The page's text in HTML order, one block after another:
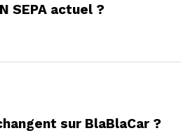
SEPA actuel ?
sur BlaBlaCar ?